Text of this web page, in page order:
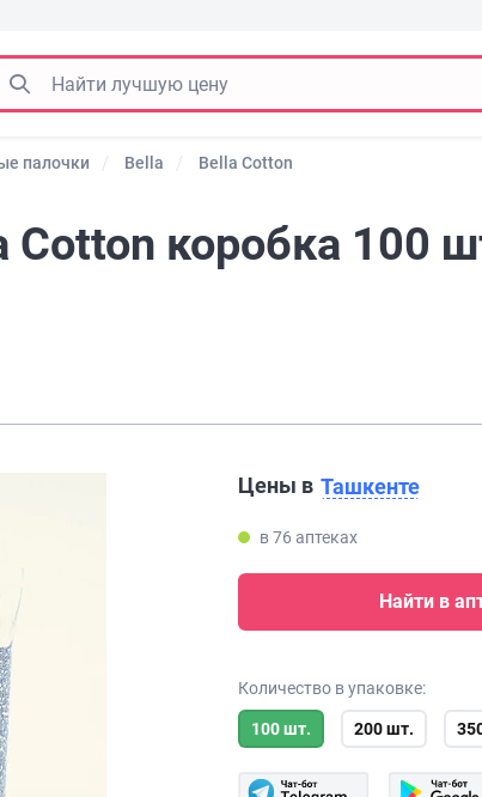
палочки Bella Bella Cotton
коробка 100
Цены в Ташкенте
в 76 аптеках
Найти в
Количество в упаковке:
100 шт. 200 шт.